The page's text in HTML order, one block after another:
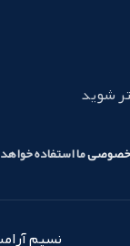
شوید
خصوصیما استفاده
نسیم